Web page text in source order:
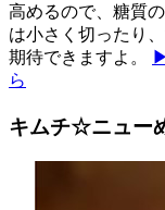
高めるので、糖質
は小さく切ったり
期待できますよ。
ら
キムチ☆ニュー